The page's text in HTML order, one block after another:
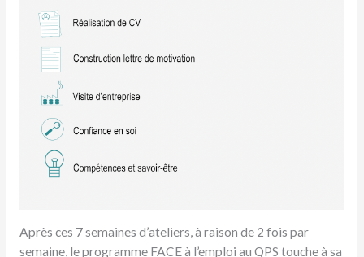
Après ces 7 semaines d’ateliers, à raison de 2 fois par
semaine, le programme FACE à l’emploi au QPS touche à sa